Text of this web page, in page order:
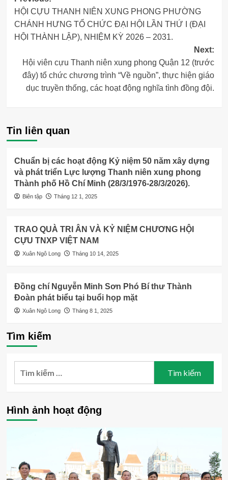
navigation
HỘI CỰU THANH NIÊN XUNG PHONG PHƯỜNG
CHÁNH HƯNG TỔ CHỨC ĐẠI HỘI LẦN THỨ I (ĐẠI
HỘI THÀNH LẬP), NHIỆM KỲ 2026 – 2031.
Next:
Hội viên cựu Thanh niên xung phong Quận 12 (trước
đây) tổ chức chương trình “Về nguồn”, thực hiện giáo
dục truyền thống, các hoạt động nghĩa tình đồng đội.
Tin liên quan
Chuẩn bị các hoạt động Kỷ niệm 50 năm xây dựng
và phát triển Lực lượng Thanh niên xung phong
Thành phố Hồ Chí Minh (28/3/1976-28/3/2026).
Biên tập Tháng 12 1, 2025
TRAO QUÀ TRI ÂN VÀ KỶ NIỆM CHƯƠNG HỘI
CỰU TNXP VIỆT NAM
Xuân Ngô Long Tháng 10 14, 2025
Đồng chí Nguyễn Minh Sơn Phó Bí thư Thành
Đoàn phát biểu tại buổi họp mặt
Xuân Ngô Long Tháng 8 1, 2025
Tìm kiếm
Hình ảnh hoạt động